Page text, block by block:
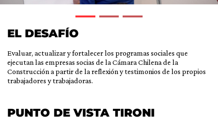
EL DESAFÍO
Evaluar, actualizar y fortalecer los programas sociales que
ejecutan las empresas socias de la Cámara Chilena de la
Construcción a partir de la reflexión y testimonios de los propios
trabajadores y trabajadoras.
PUNTO DE VISTA TIRONI